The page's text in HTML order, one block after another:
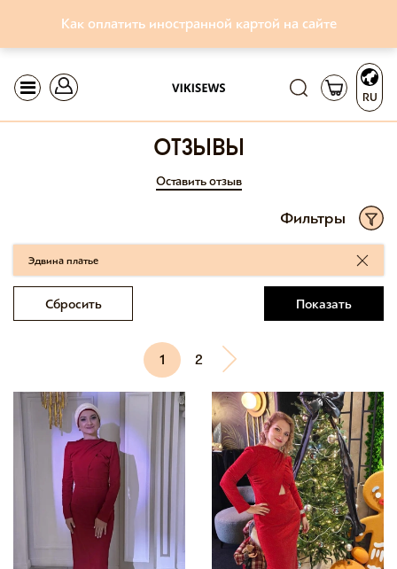
Как оплатить иностранной картой на сайте
RU
отзывы
Оставить отзыв
Фильтры
Эдвина платье
Сбросить Показать
1 2